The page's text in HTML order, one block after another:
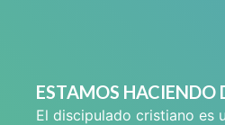
ESTAMOS HACIENDO
El discipulado cristiano es